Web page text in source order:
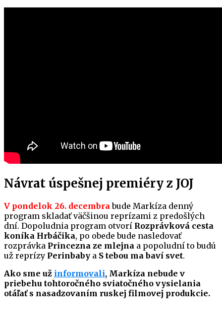
Návrat úspešnej premiéry z JOJ
V pondelok 26. decembra bude Markíza denný
program skladať väčšinou reprízami z predošlých
dní. Dopoludnia program otvorí Rozprávková cesta
koníka Hrbáčika, po obede bude nasledovať
rozprávka Princezna ze mlejna a popoludní to budú
už reprízy Perinbaby a S tebou ma baví svet.
Ako sme už informovali, Markíza nebude v
priebehu tohtoročného sviatočného vysielania
otáľať s nasadzovaním ruskej filmovej produkcie.